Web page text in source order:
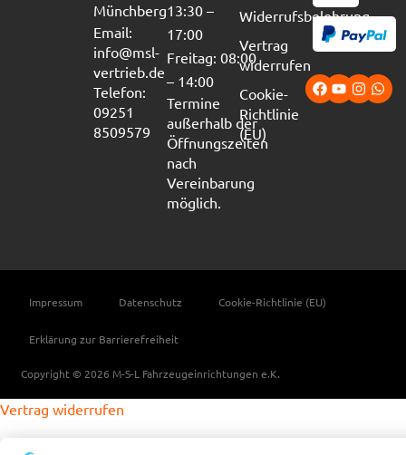
Münchberg
Email:
info@msl-
vertrieb.de
Telefon:
09251
8509579
13:30 –
17:00
Freitag: 08:00
– 14:00
Termine
außerhalb der
Öffnungszeiten
nach
Vereinbarung
möglich.
Widerrufsbelehrung
Vertrag
widerrufen
Cookie-
Richtlinie
(EU)
Impressum Datenschutz Cookie-Richtlinie (EU)
Erklärung zur Barrierefreiheit
Copyright © 2026 M-S-L Fahrzeugeinrichtungen e.K.
Vertrag widerrufen